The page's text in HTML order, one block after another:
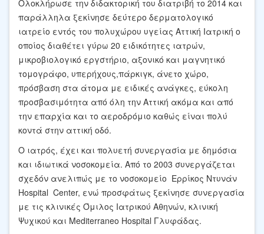
Ολοκλήρωσε την διδακτορική του διατριβή το 2014 και
παράλληλα ξεκίνησε δεύτερο δερματολογικό
ιατρείο εντός του πολυχώρου υγείας Αττική Ιατρική ο
οποίος διαθέτει γύρω 20 ειδικότητες ιατρών,
μικροβιολογικό εργστήριο, αξονικό και μαγνητικό
τομογράφο, υπερήχους,πάρκιγκ, άνετο χώρο,
πρόσβαση στα άτομα με ειδικές ανάγκες, εύκολη
προσβασιμότητα από όλη την Αττική ακόμα και από
την επαρχία και το αεροδρόμιο καθώς είναι πολύ
κοντά στην αττική οδό.
Ο ιατρός, έχει και πολυετή συνεργασία με δημόσια
και ιδιωτικά νοσοκομεία. Από το 2003 συνεργάζεται
σχεδόν ανελιπώς με το νοσοκομείο Ερρίκος Ντυνάν
Hospital Center, ενώ προσφάτως ξεκίνησε συνεργασία
με τις κλινικές Όμιλος Ιατρικού Αθηνών, κλινική
Ψυχικού και Mediterraneo Hospital Γλυφάδας.